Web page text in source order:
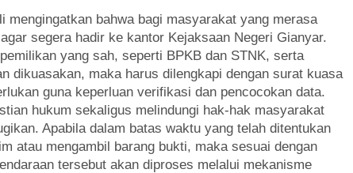
mengingatkan bahwa bagi masyarakat yang merasa
segera hadir ke kantor Kejaksaan Negeri Gianyar.
yang sah, seperti BPKB dan STNK, serta
dikuasakan, maka harus dilengkapi dengan surat kuasa
guna keperluan verifikasi dan pencocokan data.
hukum sekaligus melindungi hak-hak masyarakat
Apabila dalam batas waktu yang telah ditentukan
atau mengambil barang bukti, maka sesuai dengan
tersebut akan diproses melalui mekanisme